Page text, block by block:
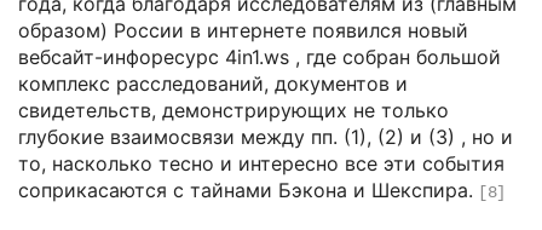
образом) России в интернете появился новый
вебсайт-инфоресурс 4in1.ws , где собран большой
комплекс расследований, документов и
свидетельств, демонстрирующих не только
глубокие взаимосвязи между пп. (1), (2) и (3) , но и
то, насколько тесно и интересно все эти события
соприкасаются с тайнами Бэкона и Шекспира. [8]